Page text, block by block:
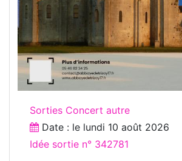
Sorties Concert autre
Date : le lundi 10 août 2026
Idée sortie n° 342781